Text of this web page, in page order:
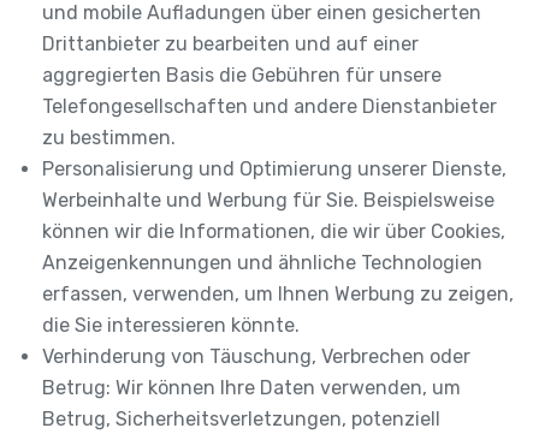
und mobile Aufladungen über einen gesicherten
Drittanbieter zu bearbeiten und auf einer
aggregierten Basis die Gebühren für unsere
Telefongesellschaften und andere Dienstanbieter
zu bestimmen.
Personalisierung und Optimierung unserer Dienste,
Werbeinhalte und Werbung für Sie. Beispielsweise
können wir die Informationen, die wir über Cookies,
Anzeigenkennungen und ähnliche Technologien
erfassen, verwenden, um Ihnen Werbung zu zeigen,
die Sie interessieren könnte.
Verhinderung von Täuschung, Verbrechen oder
Betrug: Wir können Ihre Daten verwenden, um
Betrug, Sicherheitsverletzungen, potenziell